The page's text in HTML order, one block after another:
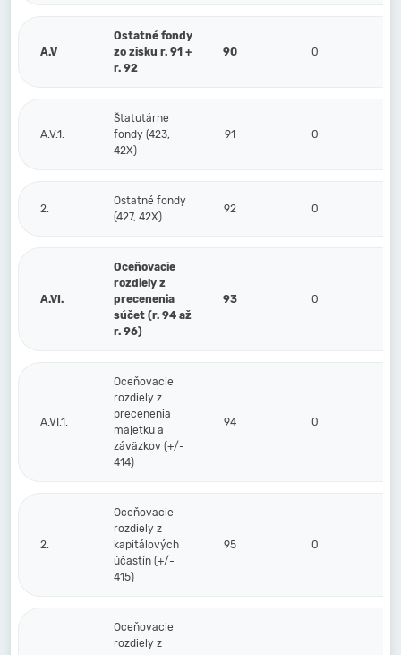
A.V
Ostatné fondy
zo zisku r. 91 +
r. 92
90 0
A.V.1.
Štatutárne
fondy (423,
42X)
91 0
2.
Ostatné fondy
(427, 42X)
92 0
A.VI.
Oceňovacie
rozdiely z
precenenia
súčet (r. 94 až
r. 96)
93 0
A.VI.1.
Oceňovacie
rozdiely z
precenenia
majetku a
záväzkov (+/-
414)
94 0
2.
Oceňovacie
rozdiely z
kapitálových
účastín (+/-
415)
95 0
Oceňovacie
rozdiely z